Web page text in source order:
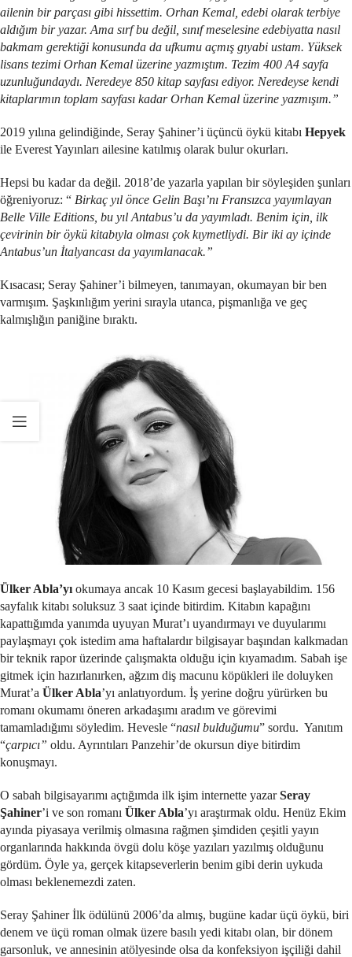
ailenin bir parçası gibi hissettim. Orhan Kemal, edebi olarak terbiye
aldığım bir yazar. Ama sırf bu değil, sınıf meselesine edebiyatta nasıl
bakmam gerektiği konusunda da ufkumu açmış gıyabi ustam. Yüksek
lisans tezimi Orhan Kemal üzerine yazmıştım. Tezim 400 A4 sayfa
uzunluğundaydı. Neredeye 850 kitap sayfası ediyor. Neredeyse kendi
kitaplarımın toplam sayfası kadar Orhan Kemal üzerine yazmışım.”
2019 yılına gelindiğinde, Seray Şahiner’i üçüncü öykü kitabı Hepyek
ile Everest Yayınları ailesine katılmış olarak bulur okurları.
Hepsi bu kadar da değil. 2018’de yazarla yapılan bir söyleşiden şunları
öğreniyoruz: “ Birkaç yıl önce Gelin Başı’nı Fransızca yayımlayan
Belle Ville Editions, bu yıl Antabus’u da yayımladı. Benim için, ilk
çevirinin bir öykü kitabıyla olması çok kıymetliydi. Bir iki ay içinde
Antabus’un İtalyancası da yayımlanacak.”
Kısacası; Seray Şahiner’i bilmeyen, tanımayan, okumayan bir ben
varmışım. Şaşkınlığım yerini sırayla utanca, pişmanlığa ve geç
kalmışlığın paniğine bıraktı.
Ülker Abla’yı okumaya ancak 10 Kasım gecesi başlayabildim. 156
sayfalık kitabı soluksuz 3 saat içinde bitirdim. Kitabın kapağını
kapattığımda yanımda uyuyan Murat’ı uyandırmayı ve duyularımı
paylaşmayı çok istedim ama haftalardır bilgisayar başından kalkmadan
bir teknik rapor üzerinde çalışmakta olduğu için kıyamadım. Sabah işe
gitmek için hazırlanırken, ağzım diş macunu köpükleri ile doluyken
Murat’a Ülker Abla’yı anlatıyordum. İş yerine doğru yürürken bu
romanı okumamı öneren arkadaşımı aradım ve görevimi
tamamladığımı söyledim. Hevesle “nasıl bulduğumu” sordu. Yanıtım
“çarpıcı” oldu. Ayrıntıları Panzehir’de okursun diye bitirdim
konuşmayı.
O sabah bilgisayarımı açtığımda ilk işim internette yazarSeray
Şahiner’i ve son romanı Ülker Abla’yı araştırmak oldu. Henüz Ekim
ayında piyasaya verilmiş olmasına rağmen şimdiden çeşitli yayın
organlarında hakkında övgü dolu köşe yazıları yazılmış olduğunu
gördüm. Öyle ya, gerçek kitapseverlerin benim gibi derin uykuda
olması beklenemezdi zaten.
Seray Şahiner İlk ödülünü 2006’da almış, bugüne kadar üçü öykü, biri
denem ve üçü roman olmak üzere basılı yedi kitabı olan, bir dönem
garsonluk, ve annesinin atölyesinde olsa da konfeksiyon işçiliği dahil